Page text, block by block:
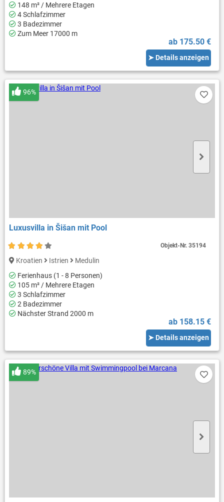
148 m² / Mehrere Etagen
4 Schlafzimmer
3 Badezimmer
Zum Meer 17000 m
ab 175.50 €
➤ Details anzeigen
Luxusvilla in Šišan mit Pool
96%
Kroatien Istrien
Medulin
Ferienhaus (1 - 8 Personen)
105 m² / Mehrere Etagen
3 Schlafzimmer
2 Badezimmer
Nächster Strand 2000 m
ab 158.15 €
➤ Details anzeigen
Objekt-Nr.35194
89%